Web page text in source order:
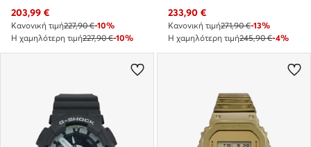
Τρέχουσα τιμή
203,99 €
Κανονική τιμή227,90 €-10%
Η χαμηλότερη τιμή227,90 €-10%
Τρέχουσα τιμή
233,90 €
Κανονική τιμή271,90 €-13%
Η χαμηλότερη τιμή245,90 €-4%